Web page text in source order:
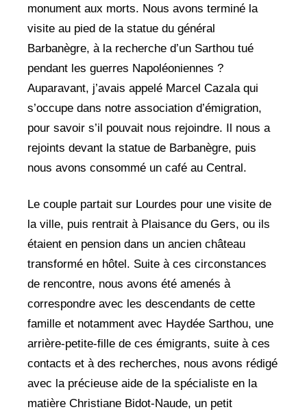
monument aux morts. Nous avons terminé la
visite au pied de la statue du général
Barbanègre, à la recherche d’un Sarthou tué
pendant les guerres Napoléoniennes ?
Auparavant, j’avais appelé Marcel Cazala qui
s’occupe dans notre association d’émigration,
pour savoir s’il pouvait nous rejoindre. Il nous a
rejoints devant la statue de Barbanègre, puis
nous avons consommé un café au Central.
Le couple partait sur Lourdes pour une visite de
la ville, puis rentrait à Plaisance du Gers, ou ils
étaient en pension dans un ancien château
transformé en hôtel. Suite à ces circonstances
de rencontre, nous avons été amenés à
correspondre avec les descendants de cette
famille et notamment avec Haydée Sarthou, une
arrière-petite-fille de ces émigrants, suite à ces
contacts et à des recherches, nous avons rédigé
avec la précieuse aide de la spécialiste en la
matière Christiane Bidot-Naude, un petit